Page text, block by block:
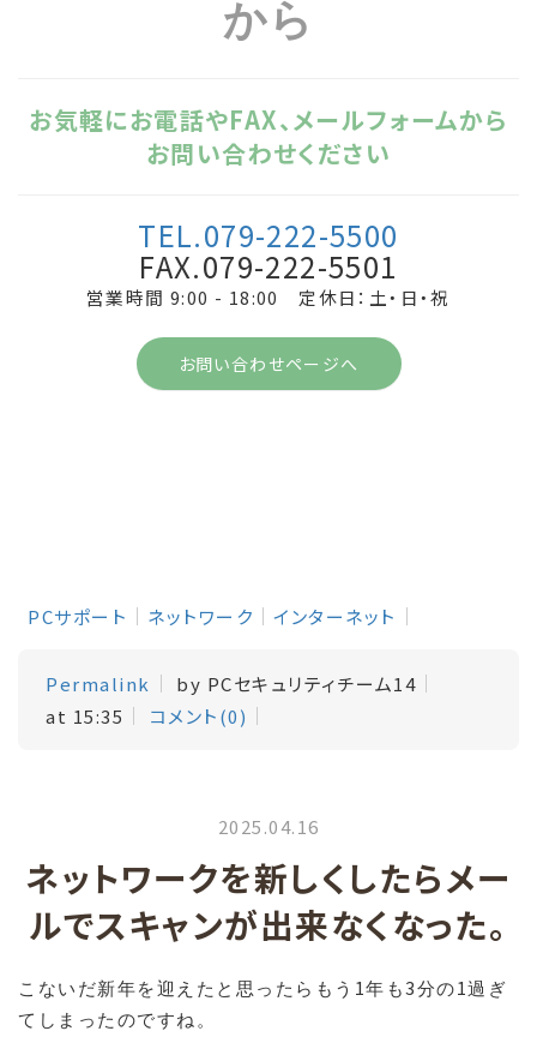
から
お気軽にお電話やFAX、メールフォームから
お問い合わせください
TEL.079-222-5500
FAX.079-222-5501
営業時間 9:00 - 18:00 定休日：土・日・祝
お問い合わせページへ
PCサポート ネットワーク インターネット
Permalink
by PCセキュリティチーム14
at 15:35
コメント(0)
2025.04.16
ネットワークを新しくしたらメー
ルでスキャンが出来なくなった。
こないだ新年を迎えたと思ったらもう 1年も3分の1過ぎ
てしまったのですね。